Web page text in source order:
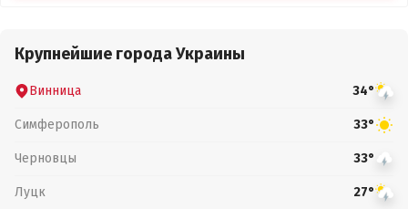
Крупнейшие города Украины
Винница 34°
Симферополь 33°
Черновцы 33°
Луцк 27°